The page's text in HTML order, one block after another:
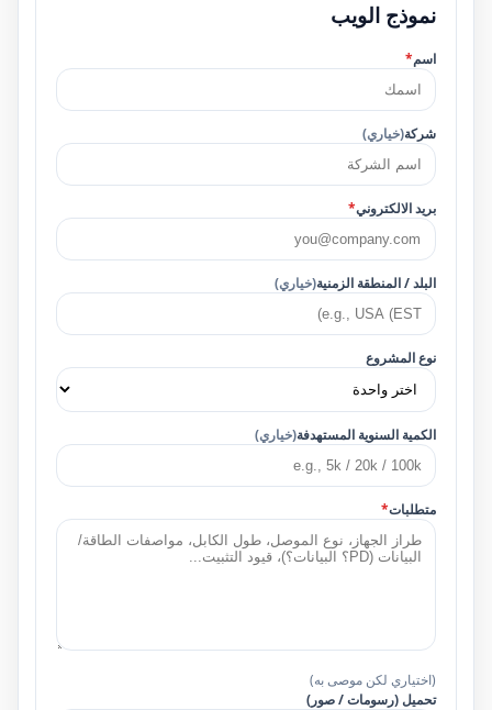
نموذج الويب
اسم*
شركة(خياري)
بريد الالكتروني*
البلد / المنطقة الزمنية(خياري)
نوع المشروع
الكمية السنوية المستهدفة(خياري)
متطلبات*
(اختياري لكن موصى به)
تحميل (رسومات / صور)